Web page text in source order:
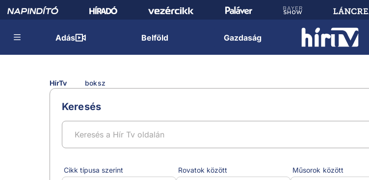
Adás Belföld Gazdaság
HírTv boksz
Keresés
Cikk típusa szerint Rovatok között Műsorok között